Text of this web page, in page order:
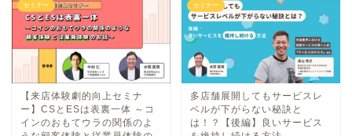
セミナー
【来店体験劇的向上セミナ
ー】CSとESは表裏一体 ～コ
インのおもてウラの関係のよ
セミナー
多店舗展開してもサービスレ
ベルが下がらない秘訣と
は！？【後編】良いサービス